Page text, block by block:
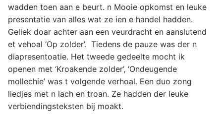
wadden toen aan e beurt. n Mooie opkomst en leuke
presentatie van alles wat ze ien e handel hadden.
Geliek doar achter aan een veurdracht en aanslutend
et vehoal ‘Op zolder’. Tiedens de pauze was der n
diapresentoatie. Het tweede gedeelte mocht ik
openen met ‘Kroakende zolder’, ‘Ondeugende
mollechie’ was t volgende verhoal. Een duo zong
liedjes met n lach en troan. Ze hadden der leuke
verbiendingsteksten bij moakt.